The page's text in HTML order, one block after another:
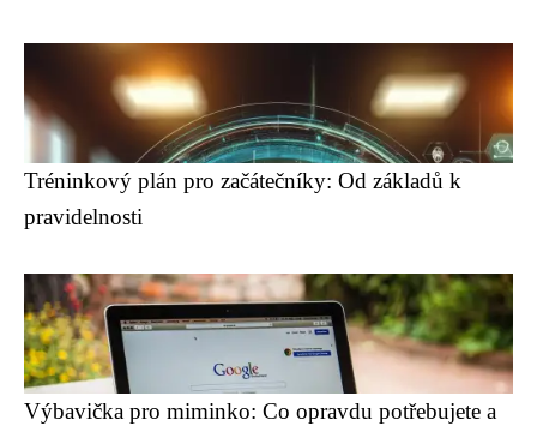
Tréninkový plán pro začátečníky: Od základů k
pravidelnosti
Výbavička pro miminko: Co opravdu potřebujete a